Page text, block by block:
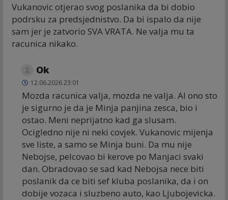
Vukanovic otjerao svog poslanika da bi dobio
podrsku za predsjednistvo. Da bi ispalo da nije
sam jer je zatvorio SVA VRATA. Ne valja mu ta
racunica nikako.
Ok
12.06.2026 23:01
Mozda racunica valja, mozda ne valja. Al ono sto
je sigurno je da je Minja panjina zesca, bio i
ostao. Meni neprijatno kad ga slusam.
Ocigledno nije ni neki covjek. Vukanovic mijenja
sve liste, a samo se Minja buni. Da mu nije
Nebojse, pelcovao bi kerove po Manjaci svaki
dan. Obradovao se sad kad Nebojsa nece biti
poslanik da ce biti sef kluba poslanika, da i on
dobije vozaca i sluzbeno auto, kao Ljubojevicka.